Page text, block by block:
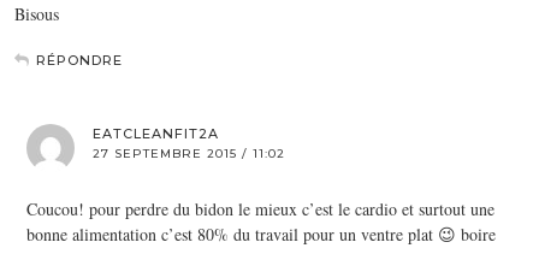
Bisous
RÉPONDRE
EATCLEANFIT2A
27 SEPTEMBRE 2015 / 11:02
Coucou! pour perdre du bidon le mieux c’est le cardio et surtout une
bonne alimentation c’est 80% du travail pour un ventre plat 😉 boire